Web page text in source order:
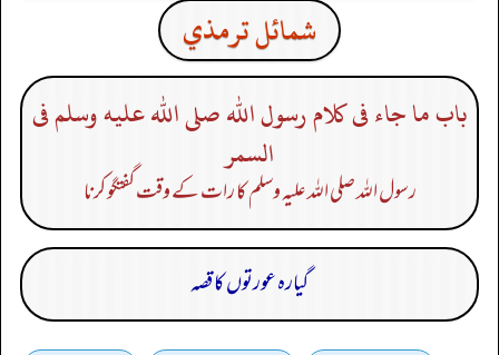
شمائل ترمذي
باب ما جاء فى كلام رسول الله صلى الله عليه وسلم فى
السمر
رسول اللہ صلی اللہ علیہ وسلم کا رات کے وقت گفتگو کرنا
گیارہ عورتوں کا قصہ